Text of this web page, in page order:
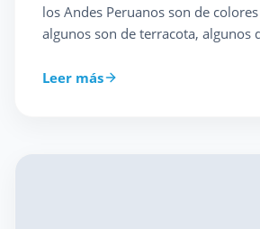
los Andes Peruanos son de
algunos son de terracota, algunos
Leer más